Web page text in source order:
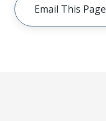
Email This Page